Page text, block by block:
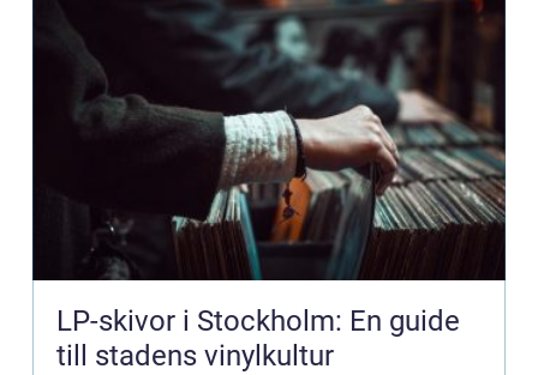
LP-skivor i Stockholm: En guide
till stadens vinylkultur